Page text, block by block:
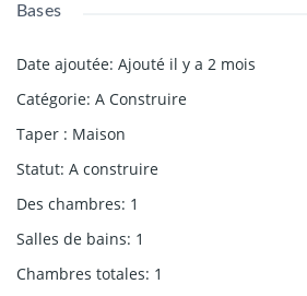
Bases
Date ajoutée: Ajouté il y a 2 mois
Catégorie: A Construire
Taper : Maison
Statut: A construire
Des chambres: 1
Salles de bains: 1
Chambres totales: 1